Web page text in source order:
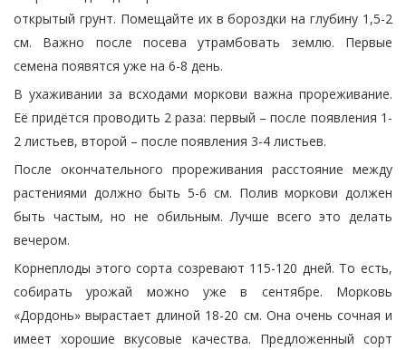
открытый грунт. Помещайте их в бороздки на глубину 1,5-2
см. Важно после посева утрамбовать землю. Первые
семена появятся уже на 6-8 день.
В ухаживании за всходами моркови важна прореживание.
Её придётся проводить 2 раза: первый – после появления 1-
2 листьев, второй – после появления 3-4 листьев.
После окончательного прореживания расстояние между
растениями должно быть 5-6 см. Полив моркови должен
быть частым, но не обильным. Лучше всего это делать
вечером.
Корнеплоды этого сорта созревают 115-120 дней. То есть,
собирать урожай можно уже в сентябре. Морковь
«Дордонь» вырастает длиной 18-20 см. Она очень сочная и
имеет хорошие вкусовые качества. Предложенный сорт